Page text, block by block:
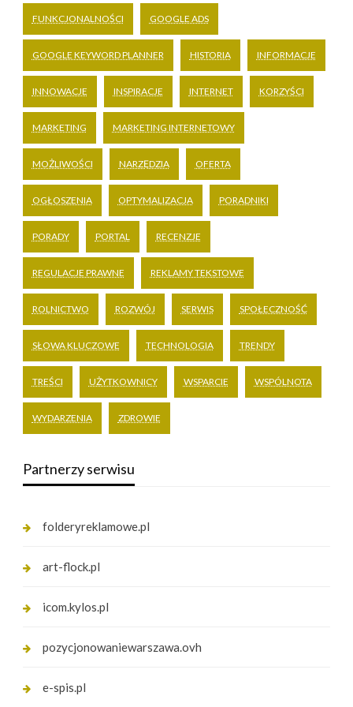
FUNKCJONALNOŚCI GOOGLE ADS
GOOGLE KEYWORD PLANNER HISTORIA INFORMACJE
INNOWACJE INSPIRACJE INTERNET KORZYŚCI
MARKETING MARKETING INTERNETOWY
MOŻLIWOŚCI NARZĘDZIA OFERTA
OGŁOSZENIA OPTYMALIZACJA PORADNIKI
PORADY PORTAL RECENZJE
REGULACJE PRAWNE REKLAMY TEKSTOWE
ROLNICTWO ROZWÓJ SERWIS SPOŁECZNOŚĆ
SŁOWA KLUCZOWE TECHNOLOGIA TRENDY
TREŚCI UŻYTKOWNICY WSPARCIE WSPÓLNOTA
WYDARZENIA ZDROWIE
Partnerzy serwisu
folderyreklamowe.pl
art-flock.pl
icom.kylos.pl
pozycjonowaniewarszawa.ovh
e-spis.pl